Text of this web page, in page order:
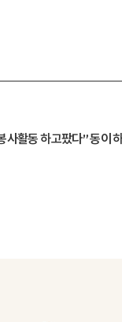
활동 하고팠다” 동이